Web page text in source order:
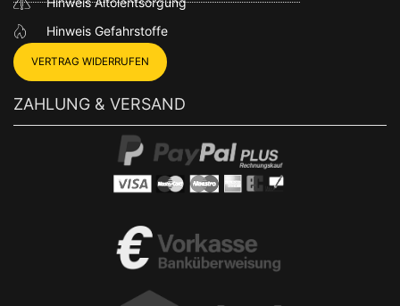
Hinweis Gefahrstoffe
VERTRAG WIDERRUFEN
ZAHLUNG & VERSAND